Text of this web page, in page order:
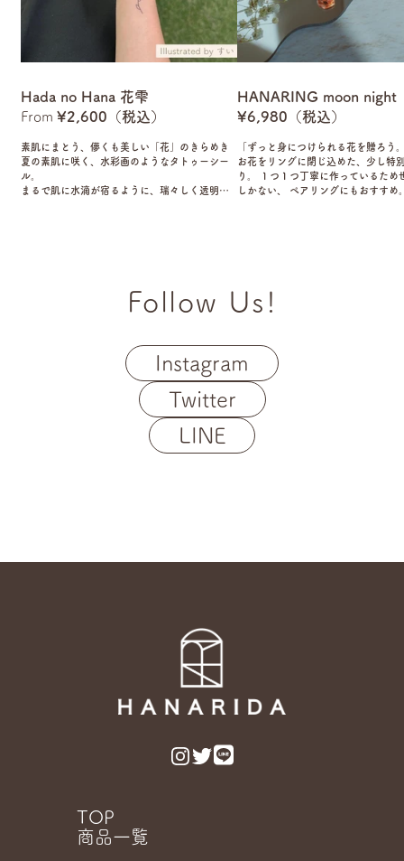
Hada no Hana 花雫
From ¥2,600（税込）
素肌にまとう、儚くも美しい「花」のきらめき
夏の素肌に咲く、水彩画のようなタトゥーシー
ル。
まるで肌に水滴が宿るように、瑞々しく透明感
HANARING moon night
¥6,980（税込）
「ずっと身につけられる花を贈ろう
お花をリングに閉じ込めた、少し特
り。 １つ１つ丁寧に作っているため
しかない、 ペアリングにもおすすめ
い夜のこと。月の光から広がる温か
います。 寒月 - blue - 冷たく冴えた
に空がだんだん明るく白んでいく様
特に十五夜を待ち焦がれる思いを表
た。 ※大変人気な商品のため、1人
人に届くよう、お一人様2つまでと
す。 ※土台部分の素材に真鍮を使用
め、金属アレルギーの方にはおすす
ません。 ※日の当たり具合により、
見える場合がございます。ご了承く
Follow Us!
Instagram
Twitter
LINE
TOP
商品一覧